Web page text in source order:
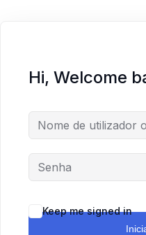
Hi, Welcome
Keep me signed in
Remember me